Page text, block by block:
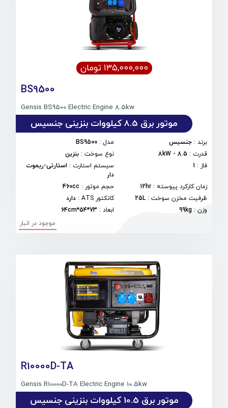
۱۳۵,۰۰۰,۰۰۰ تومان
BS9500
Gensis BS9500 Electric Engine 8.5kw
موتور برق 8.5 کیلووات بنزینی جنسیس
برند : جنسیس مدل :
BS9500
قدرت :
8.5 - 8kW نوع سوخت: بنزین
فاز :
1 سیستم استارت : استارتی-ریموت
دار
زمان کارکرد پیوسته :
12hr حجم موتور :
460cc
ظرفیت مخزن سوخت :
25L کانکتور ATS : دارد
وزن :
99kg ابعاد:
73*54*64cm
موجود در انبار
R10000D-TA
Gensis R10000D-TA Electric Engine 10.5kw
موتور برق 10.5 کیلووات بنزینی جنسیس